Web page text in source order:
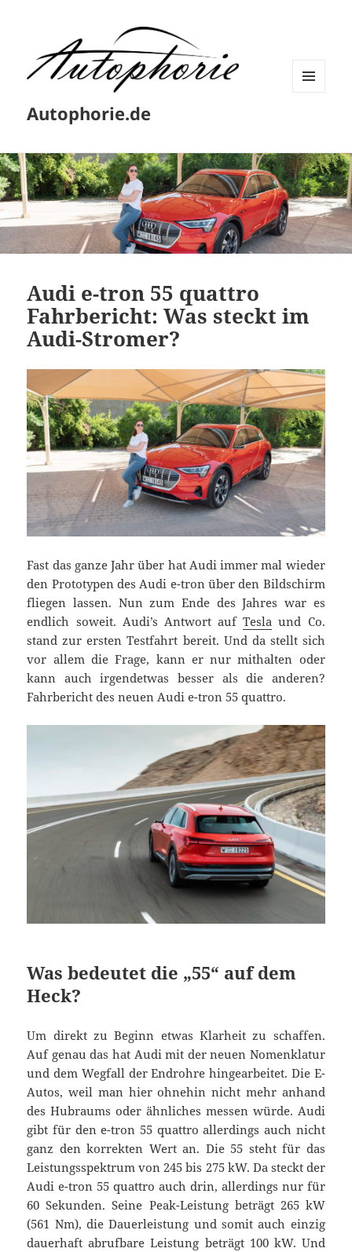
Autophorie.de
Audi e-tron 55 quattro
Fahrbericht: Was steckt im
Audi-Stromer?
Fast das ganze Jahr über hat Audi immer mal wieder
den Prototypen des Audi e-tron über den Bildschirm
fliegen lassen. Nun zum Ende des Jahres war es
endlich soweit. Audi’s Antwort aufTesla und Co.
stand zur ersten Testfahrt bereit. Und da stellt sich
vor allem die Frage, kann er nur mithalten oder
kann auch irgendetwas besser als die anderen?
Fahrbericht des neuen Audi e-tron 55 quattro.
Was bedeutet die „55“ auf dem
Heck?
Um direkt zu Beginn etwas Klarheit zu schaffen.
Auf genau das hat Audi mit der neuen Nomenklatur
und dem Wegfall der Endrohre hingearbeitet. Die E-
Autos, weil man hier ohnehin nicht mehr anhand
des Hubraums oder ähnliches messen würde. Audi
gibt für den e-tron 55 quattro allerdings auch nicht
ganz den korrekten Wert an. Die 55 steht für das
Leistungsspektrum von 245 bis 275 kW. Da steckt der
Audi e-tron 55 quattro auch drin, allerdings nur für
60 Sekunden. Seine Peak-Leistung beträgt 265 kW
(561 Nm), die Dauerleistung und somit auch einzig
dauerhaft abrufbare Leistung beträgt 100 kW. Und